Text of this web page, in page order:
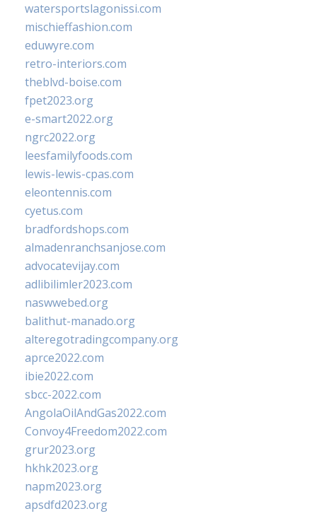
watersportslagonissi.com
mischieffashion.com
eduwyre.com
retro-interiors.com
theblvd-boise.com
fpet2023.org
e-smart2022.org
ngrc2022.org
leesfamilyfoods.com
lewis-lewis-cpas.com
eleontennis.com
cyetus.com
bradfordshops.com
almadenranchsanjose.com
advocatevijay.com
adlibilimler2023.com
naswwebed.org
balithut-manado.org
alteregotradingcompany.org
aprce2022.com
ibie2022.com
sbcc-2022.com
AngolaOilAndGas2022.com
Convoy4Freedom2022.com
grur2023.org
hkhk2023.org
napm2023.org
apsdfd2023.org